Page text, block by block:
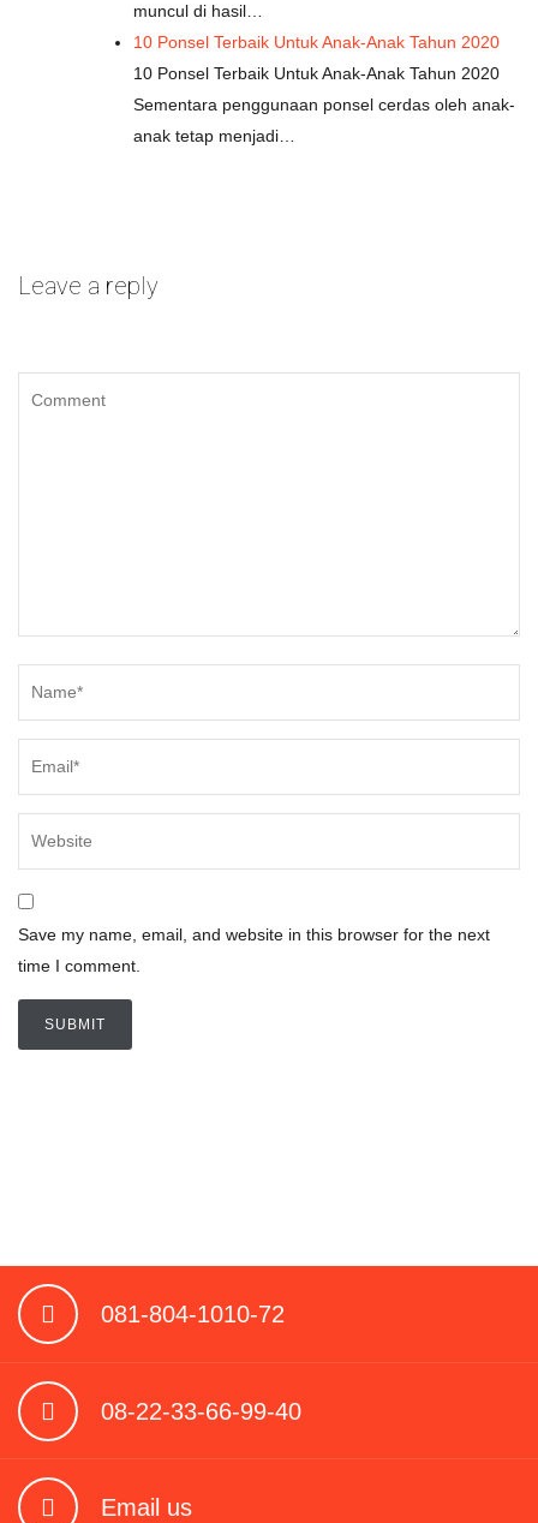
muncul di hasil…
10 Ponsel Terbaik Untuk Anak-Anak Tahun 2020
10 Ponsel Terbaik Untuk Anak-Anak Tahun 2020
Sementara penggunaan ponsel cerdas oleh anak-
anak tetap menjadi…
Leave a reply
Save my name, email, and website in this browser for the next
time I comment.
081-804-1010-72
08-22-33-66-99-40
Email us